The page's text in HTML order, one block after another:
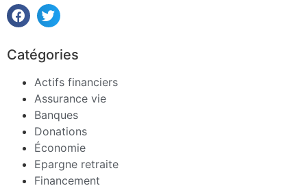
Catégories
Actifs financiers
Assurance vie
Banques
Donations
Économie
Epargne retraite
Financement